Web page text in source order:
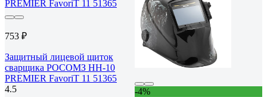
753 ₽
Защитный лицевой щиток
сварщика РОСОМЗ НН-10
PREMIER FavoriT 11 51365
4.5
-4%